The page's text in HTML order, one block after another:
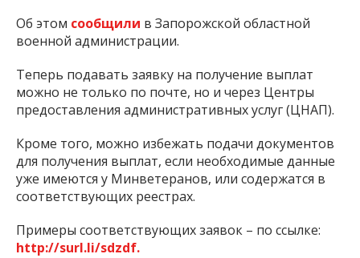
Об этом сообщили в Запорожской областной
военной администрации.
Теперь подавать заявку на получение выплат
можно не только по почте, но и через Центры
предоставления административных услуг (ЦНАП).
Кроме того, можно избежать подачи документов
для получения выплат, если необходимые данные
уже имеются у Минветеранов, или содержатся в
соответствующих реестрах.
Примеры соответствующих заявок – по ссылке:
http://surl.li/sdzdf.